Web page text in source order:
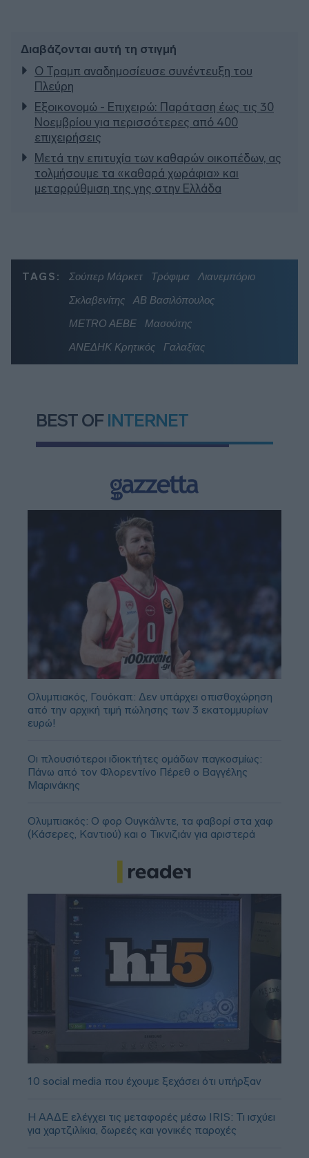
Διαβάζονται αυτή τη στιγμή
Ο Τραμπ αναδημοσίευσε συνέντευξη του
Πλεύρη
Εξοικονομώ - Επιχειρώ: Παράταση έως τις 30
Νοεμβρίου για περισσότερες από 400
επιχειρήσεις
Μετά την επιτυχία των καθαρών οικοπέδων, ας
τολμήσουμε τα «καθαρά χωράφια» και
μεταρρύθμιση της γης στην Ελλάδα
TAGS: Σούπερ Μάρκετ Τρόφιμα
Λιανεμπόριο
Σκλαβενίτης
ΑΒ Βασιλόπουλος
METRO AEBE
Μασούτης
ΑΝΕΔΗΚ Κρητικός
Γαλαξίας
BEST OF INTERNET
Ολυμπιακός, Γουόκαπ: Δεν υπάρχει οπισθοχώρηση
από την αρχική τιμή πώλησης των 3 εκατομμυρίων
ευρώ!
Οι πλουσιότεροι ιδιοκτήτες ομάδων παγκοσμίως:
Πάνω από τον Φλορεντίνο Πέρεθ ο Βαγγέλης
Μαρινάκης
Ολυμπιακός: Ο φορ Ουγκάλντε, τα φαβορί στα χαφ
(Κάσερες, Καντιού) και ο Τικνιζιάν για αριστερά
10 social media που έχουμε ξεχάσει ότι υπήρξαν
Η ΑΑΔΕ ελέγχει τις μεταφορές μέσω IRIS: Τι ισχύει
για χαρτζιλίκια, δωρεές και γονικές παροχές